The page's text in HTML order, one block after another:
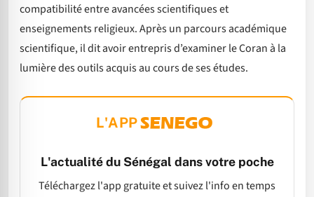
compatibilité entre avancées scientifiques et
enseignements religieux. Après un parcours académique
scientifique, il dit avoir entrepris d’examiner le Coran à la
lumière des outils acquis au cours de ses études.
L'APP
L'actualité du Sénégal dans votre poche
Téléchargez l'app gratuite et suivez l'info en temps